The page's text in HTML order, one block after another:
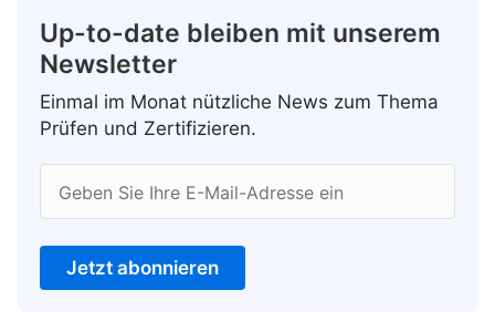
Up-to-date bleiben mit unserem
Newsletter
Einmal im Monat nützliche News zum Thema
Prüfen und Zertifizieren.
Geben Sie Ihre E-Mail-Adresse ein
Jetzt abonnieren